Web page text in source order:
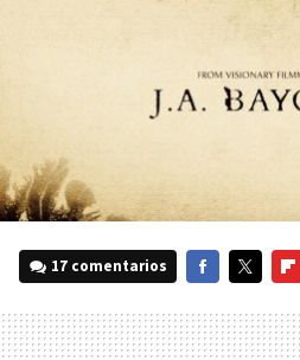
17 comentarios